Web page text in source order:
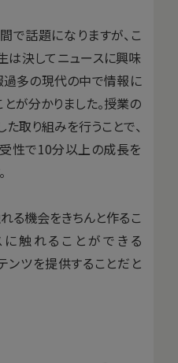
で話題になりますが、こ
は決してニュースに興味
過多の現代の中で情報に
が分かりました。授業の
取り組みを行うことで、
性で10分以上の成長を
る機会をきちんと作るこ
に触れることができる
ンツを提供することだと